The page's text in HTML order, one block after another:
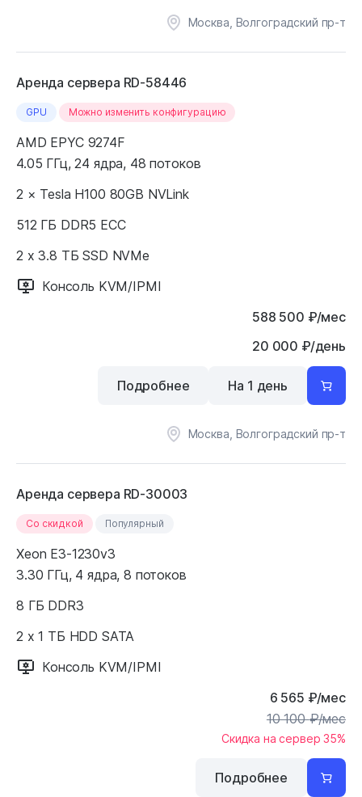
Москва, Волгоградский пр-т
Аренда сервера RD-58446
GPU Можно изменить конфигурацию
AMD EPYC 9274F
4.05 ГГц, 24 ядра, 48 потоков
2 × Tesla H100 80GB NVLink
512 ГБ DDR5 ECC
2 x 3.8 ТБ SSD NVMe
Консоль KVM/IPMI
588 500 ₽/мес
20 000 ₽/день
Москва, Волгоградский пр-т
Подробнее На 1 день
Аренда сервера RD-30003
Cо скидкой Популярный
Xeon E3-1230v3
3.30 ГГц, 4 ядра, 8 потоков
8 ГБ DDR3
2 x 1 ТБ HDD SATA
Консоль KVM/IPMI
6 565 ₽/мес
10 100₽/мес
Скидка на сервер 35%
Подробнее